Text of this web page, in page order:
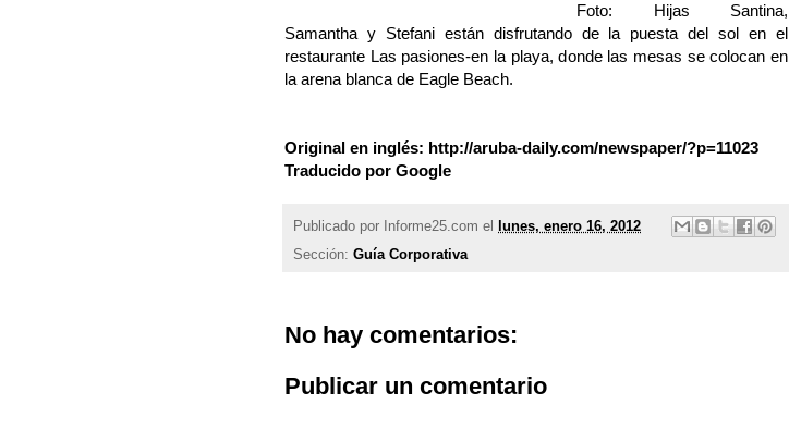
Foto: Hijas Santina,
Samantha y Stefani están disfrutando de la puesta del sol en el
restaurante Las pasiones-en la playa, donde las mesas se colocan en
la arena blanca de Eagle Beach.
Original en inglés: http://aruba-daily.com/newspaper/?p=11023
Traducido por Google
Publicado por Informe25.com el
lunes, enero 16, 2012
Sección: Guía Corporativa
No hay comentarios:
Publicar un comentario